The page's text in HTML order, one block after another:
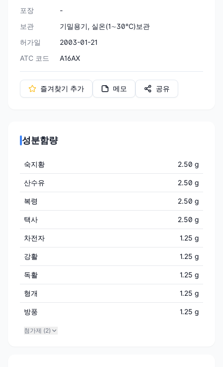
포장
-
보관
기밀용기, 실온(1∼30℃)보관
허가일
2003-01-21
ATC 코드
A16AX
즐겨찾기 추가 메모 공유
성분함량
숙지황 2.50 g
산수유 2.50 g
복령 2.50 g
택사 2.50 g
차전자 1.25 g
강활 1.25 g
독활 1.25 g
형개 1.25 g
방풍 1.25 g
첨가제 (2)